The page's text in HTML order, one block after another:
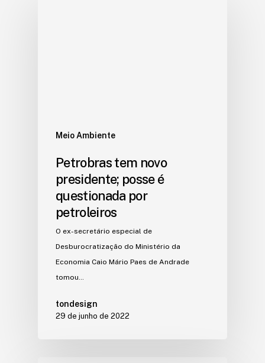
Meio Ambiente
Petrobras tem novo
presidente; posse é
questionada por
petroleiros
O ex-secretário especial de
Desburocratização do Ministério da
Economia Caio Mário Paes de Andrade
tomou…
tondesign
29 de junho de 2022